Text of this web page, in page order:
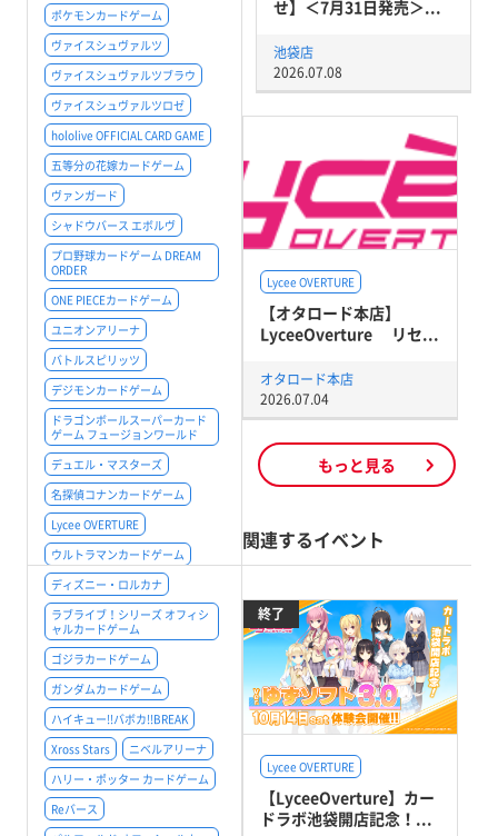
ポケモンカードゲーム
ヴァイスシュヴァルツ
ヴァイスシュヴァルツブラウ
ヴァイスシュヴァルツロゼ
hololive OFFICIAL CARD GAME
五等分の花嫁カードゲーム
ヴァンガード
シャドウバース エボルヴ
プロ野球カードゲーム DREAM
ORDER
ONE PIECEカードゲーム
ユニオンアリーナ
バトルスピリッツ
デジモンカードゲーム
ドラゴンボールスーパーカード
ゲーム フュージョンワールド
デュエル・マスターズ
名探偵コナンカードゲーム
Lycee OVERTURE
ウルトラマンカードゲーム
ディズニー・ロルカナ
ラブライブ！シリーズ オフィシ
ャルカードゲーム
ゴジラカードゲーム
ガンダムカードゲーム
ハイキュー!!バボカ!!BREAK
Xross Stars
ニベルアリーナ
ハリー・ポッター カードゲーム
Reバース
せ】＜7月31日発売＞...
池袋店
2026.07.08
Lycee OVERTURE
【オタロード本店】
LyceeOverture リセ...
オタロード本店
2026.07.04
もっと見る
関連するイベント
終了
Lycee OVERTURE
【LyceeOverture】カー
ドラボ池袋開店記念！...